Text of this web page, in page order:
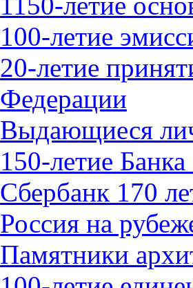
100-летие
20-летие
Федерации
Выдающиеся
150-летие
Сбербанк 170
Россия на
Памятники